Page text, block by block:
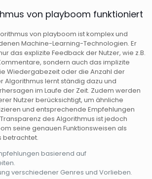
von playboom funktioniert
von playboom ist komplex und
Machine-Learning-Technologien. Er
das explizite Feedback der Nutzer, wie z.B.
sondern auch das implizite
Wiedergabezeit oder die Anzahl der
Algorithmus lernt ständig dazu und
im Laufe der Zeit. Zudem werden
Nutzer berücksichtigt, um ähnliche
und entsprechende Empfehlungen
des Algorithmus ist jedoch
seine genauen Funktionsweisen als
betrachtet.
basierend auf
verschiedener Genres und Vorlieben.